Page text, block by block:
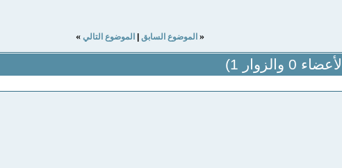
« الموضوع السابق الموضوع التالي »
0 والزوار 1)